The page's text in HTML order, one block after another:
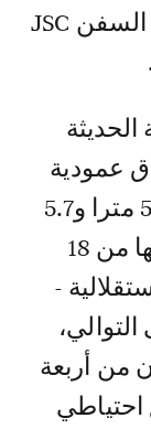
الغواصة موجودا في أحواض بناء السفن JSC
إطلاق عمودية
للصواريخ، كما ان طولها يبلغ 58.8 مترا و5.7
مترا على التوالي، ويتكون طاقمها من 18
-
على التوالي،
من أربعة
533 ملم مع احتياطي